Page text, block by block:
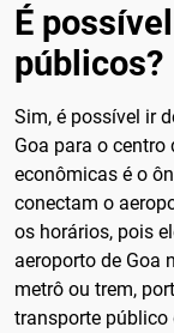
É
públicos?
Sim, é possível ir
Goa para o
econômicas é o
conectam o
os horários, pois
aeroporto de Goa
metrô ou trem,
transporte público